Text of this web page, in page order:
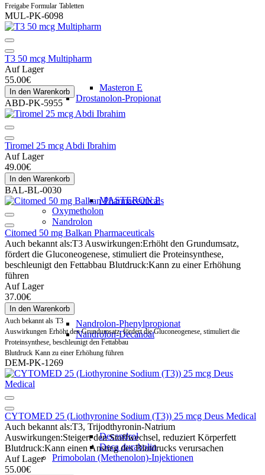
Masteron E
Drostanolon-Propionat
MASTERON P
Oxymetholon
Nandrolon
Nandrolon-Phenylpropionat
Nandrolon-Decanoat
Decandrol
Deca durabolin
Primobolan (Methenolon)-Injektionen
Freigabe Formular Tabletten
MUL-PK-6098
T3 50 mcg Multipharm
Auf Lager
55.00€
In den Warenkorb
ABD-PK-5955
Tiromel 25 mcg Abdi Ibrahim
Auf Lager
49.00€
In den Warenkorb
BAL-BL-0030
Citomed 50 mg Balkan Pharmaceuticals
Auch bekannt als:T3 Auswirkungen:Erhöht den Grundumsatz,
fördert die Gluconeogenese, stimuliert die Proteinsynthese,
beschleunigt den Fettabbau Blutdruck:Kann zu einer Erhöhung
führen
Auf Lager
37.00€
In den Warenkorb
Auch bekannt als T3
Auswirkungen Erhöht den Grundumsatz, fördert die Gluconeogenese, stimuliert die
Proteinsynthese, beschleunigt den Fettabbau
Blutdruck Kann zu einer Erhöhung führen
DEM-PK-1269
CYTOMED 25 (Liothyronine Sodium (T3)) 25 mcg Deus Medical
Auch bekannt als:T3, Trijodthyronin-Natrium
Auswirkungen:Steigert den Stoffwechsel, reduziert Körperfett
Blutdruck:Kann einen Anstieg des Blutdrucks verursachen
Auf Lager
55.00€